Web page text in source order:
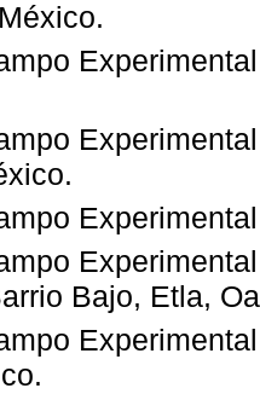
Bajo, Etla,